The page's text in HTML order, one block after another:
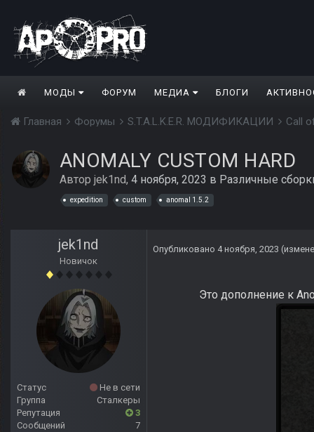
МОДЫ ФОРУМ МЕДИА БЛОГИ
Главная Форумы S.T.A.L.K.E.R. МОДИФИКАЦИИ Call
ANOMALY CUSTOM HARD
Автор jek1nd, 4 ноября, 2023 в Различные
expedition custom anomal 1.5.2
jek1nd
Новичок
Статус
Не в сети
Группа
Сталкеры
Репутация
3
Сообщений
7
Опубликовано 4 ноября, 2023
Это дополнение к